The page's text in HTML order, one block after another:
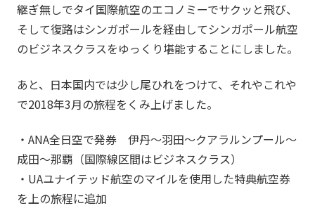
継ぎ無しでタイ国際航空のエコノミーでサクッと飛び、
そして復路はシンガポールを経由してシンガポール航空
のビジネスクラスをゆっくり堪能することにしました。
あと、日本国内では少し尾ひれをつけて、それやこれや
で2018年3月の旅程をくみ上げました。
・ANA全日空で発券 伊丹～羽田～クアラルンプール～
成田～那覇（国際線区間はビジネスクラス）
・UAユナイテッド航空のマイルを使用した特典航空券
を上の旅程に追加